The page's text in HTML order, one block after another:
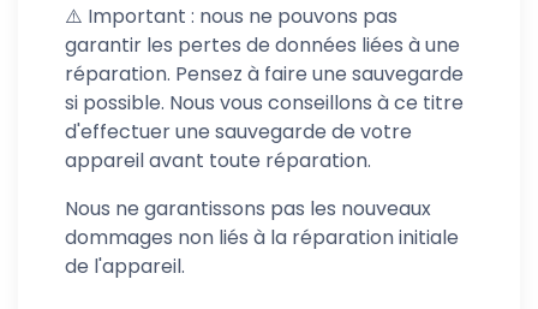
⚠️ Important : nous ne pouvons pas
garantir les pertes de données liées à une
réparation. Pensez à faire une sauvegarde
si possible. Nous vous conseillons à ce titre
d'effectuer une sauvegarde de votre
appareil avant toute réparation.
Nous ne garantissons pas les nouveaux
dommages non liés à la réparation initiale
de l'appareil.